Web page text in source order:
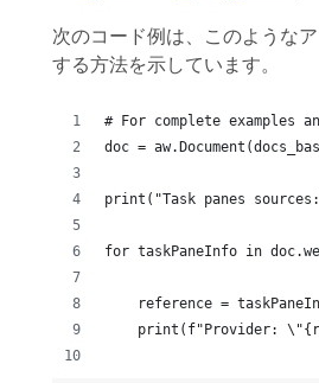
次のコード例は、このような
する方法を示しています。
# For complete examples
doc =
print("Task panes
for taskPaneInfo in
reference =
print(f"Provider: